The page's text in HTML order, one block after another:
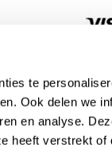
te
Ook delen we
en analyse.
heeft verstrekt